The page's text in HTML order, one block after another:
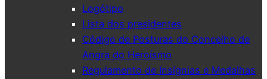
Logótipo
Lista dos presidentes
Código de Posturas do Concelho de
Angra do Heroísmo
Regulamento de Insígnias e Medalhas